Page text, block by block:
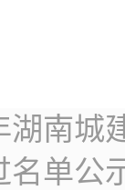
湖南城
名单公